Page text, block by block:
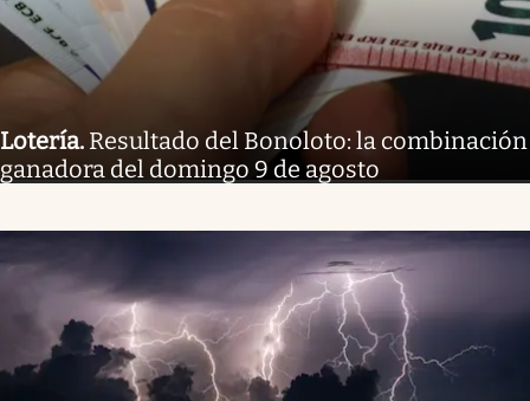
Lotería. Resultado del Bonoloto: la combinación
ganadora del domingo 9 de agosto